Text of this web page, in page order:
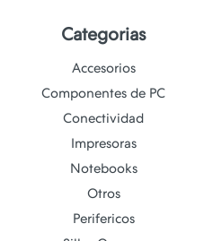
Categorias
Accesorios
Componentes de PC
Conectividad
Impresoras
Notebooks
Otros
Perifericos